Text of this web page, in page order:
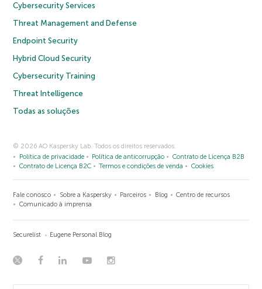
Cybersecurity Services
Threat Management and Defense
Endpoint Security
Hybrid Cloud Security
Cybersecurity Training
Threat Intelligence
Todas as soluções
© 2026 AO Kaspersky Lab. Todos os direitos reservados.
Política de privacidade
Política de anticorrupção
Contrato de Licença B2B
Contrato de Licença B2C
Termos e condições de venda Cookies
Fale conosco Sobre a Kaspersky Parceiros Blog
Centro de recursos
Comunicado à imprensa
Securelist Eugene Personal Blog